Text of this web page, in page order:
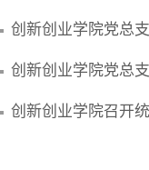
创新创业学院党总
创新创业学院党总
创新创业学院召开